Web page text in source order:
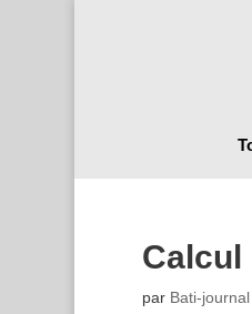
Calcul
par Bati-journal